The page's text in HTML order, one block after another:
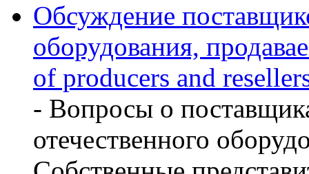
Обсуждение
оборудования,
of producers and
- Вопросы о
отечественного